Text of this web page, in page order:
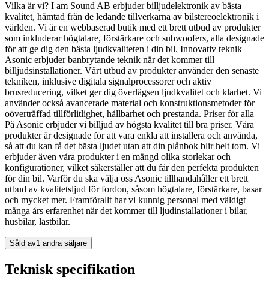
Vilka är vi? I am Sound AB erbjuder billjudelektronik av bästa
kvalitet, hämtad från de ledande tillverkarna av bilstereoelektronik i
världen. Vi är en webbaserad butik med ett brett utbud av produkter
som inkluderar högtalare, förstärkare och subwoofers, alla designade
för att ge dig den bästa ljudkvaliteten i din bil. Innovativ teknik
Asonic erbjuder banbrytande teknik när det kommer till
billjudsinstallationer. Vårt utbud av produkter använder den senaste
tekniken, inklusive digitala signalprocessorer och aktiv
brusreducering, vilket ger dig överlägsen ljudkvalitet och klarhet. Vi
använder också avancerade material och konstruktionsmetoder för
oöverträffad tillförlitlighet, hållbarhet och prestanda. Priser för alla
På Asonic erbjuder vi billjud av högsta kvalitet till bra priser. Våra
produkter är designade för att vara enkla att installera och använda,
så att du kan få det bästa ljudet utan att din plånbok blir helt tom. Vi
erbjuder även våra produkter i en mängd olika storlekar och
konfigurationer, vilket säkerställer att du får den perfekta produkten
för din bil. Varför du ska välja oss Asonic tillhandahåller ett brett
utbud av kvalitetsljud för fordon, såsom högtalare, förstärkare, basar
och mycket mer. Framförallt har vi kunnig personal med väldigt
många års erfarenhet när det kommer till ljudinstallationer i bilar,
husbilar, lastbilar.
Såld av1 andra säljare
Teknisk specifikation